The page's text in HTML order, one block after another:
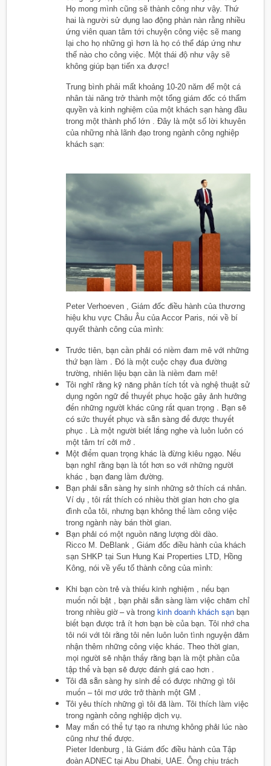
Họ mong mình cũng sẽ thành công như vậy. Thứ
hai là người sử dụng lao động phàn nàn rằng nhiều
ứng viên quan tâm tới chuyện công việc sẽ mang
lại cho họ những gì hơn là họ có thể đáp ứng như
thế nào cho công việc. Một thái độ như vậy sẽ
không giúp bạn tiến xa được!
Trung bình phải mất khoảng 10-20 năm để một cá
nhân tài năng trở thành một tổng giám đốc có thẩm
quyền và kinh nghiệm của một khách sạn hàng đầu
trong một thành phố lớn . Đây là một số lời khuyên
của những nhà lãnh đạo trong ngành công nghiệp
khách sạn:
Peter Verhoeven , Giám đốc điều hành của thương
hiệu khu vực Châu Âu của Accor Paris, nói về bí
quyết thành công của mình:
Trước tiên, bạn cần phải có niềm đam mê với những
thứ bạn làm . Đó là một cuộc chạy đua đường
trường, nhiên liệu bạn cần là niềm đam mê!
Tôi nghĩ rằng kỹ năng phân tích tốt và nghệ thuật sử
dụng ngôn ngữ để thuyết phục hoặc gây ảnh hưởng
đến những người khác cũng rất quan trọng . Bạn sẽ
có sức thuyết phục và sẵn sàng để được thuyết
phục . Là một người biết lắng nghe và luôn luôn có
một tâm trí cởi mở .
Một điểm quan trọng khác là đừng kiêu ngạo. Nếu
bạn nghĩ rằng bạn là tốt hơn so với những người
khác , bạn đang lầm đường.
Bạn phải sẵn sàng hy sinh những sở thích cá nhân.
Ví dụ , tôi rất thích có nhiều thời gian hơn cho gia
đình của tôi, nhưng bạn không thể làm công việc
trong ngành này bán thời gian.
Bạn phải có một nguồn năng lượng dồi dào.
Ricco M. DeBlank , Giám đốc điều hành của khách
sạn SHKP tại Sun Hung Kai Properties LTD, Hồng
Kông, nói về yếu tố thành công của mình:
Khi bạn còn trẻ và thiếu kinh nghiệm , nếu bạn
muốn nổi bật , bạn phải sẵn sàng làm việc chăm chỉ
trong nhiều giờ – và trong kinh doanh khách sạn bạn
biết bạn được trả ít hơn bạn bè của bạn. Tôi nhớ cha
tôi nói với tôi rằng tôi nên luôn luôn tình nguyện đảm
nhận thêm những công việc khác. Theo thời gian,
mọi người sẽ nhận thấy rằng bạn là một phần của
tập thể và bạn sẽ được đánh giá cao hơn .
Tôi đã sẵn sàng hy sinh để có được những gì tôi
muốn – tôi mơ ước trở thành một GM .
Tôi yêu thích những gì tôi đã làm. Tôi thích làm việc
trong ngành công nghiệp dịch vụ.
May mắn có thể tự tạo ra nhưng không phải lúc nào
cũng như thế được.
Pieter Idenburg , là Giám đốc điều hành của Tập
đoàn ADNEC tại Abu Dhabi, UAE. Ông chịu trách